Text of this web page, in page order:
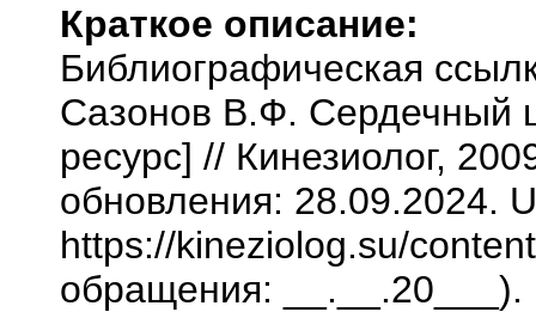
Краткое описание:
Библиографическая
Сазонов В.Ф. Сердечный
ресурс] // Кинезиолог,
обновления: 28.09.2024.
https://kineziolog.su/
обращения: __.__.20___).